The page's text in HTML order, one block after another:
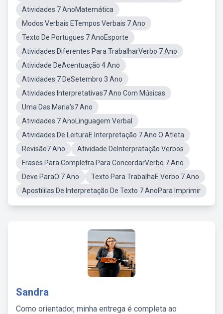
Atividades 7 AnoMatemática
Modos Verbais ETempos Verbais 7 Ano
Texto De Portugues 7 AnoEsporte
Atividades Diferentes Para TrabalharVerbo 7 Ano
Atividade DeAcentuação 4 Ano
Atividades 7 DeSetembro 3 Ano
Atividades Interpretativas7 Ano Com Músicas
Uma Das Maria's7 Ano
Atividades 7 AnoLinguagem Verbal
Atividades De LeituraE Interpretação 7 Ano O Atleta
Revisão7 Ano
Atividade DeInterpratação Verbos
Frases Para Completra Para ConcordarVerbo 7 Ano
Deve ParaO 7 Ano
Texto Para TrabalhaE Verbo 7 Ano
Apostililas De Interpretação De Texto 7 AnoPara Imprimir
Sandra
Como orientador, minha entrega é completa ao